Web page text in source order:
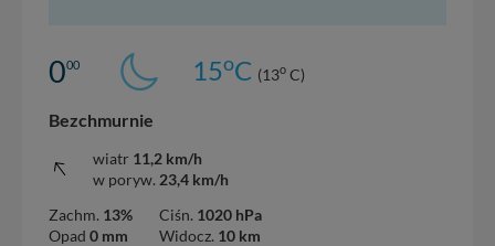
000 15oC (13o C)
Bezchmurnie
wiatr 11,2 km/h
w poryw. 23,4 km/h
Zachm. 13%
Opad 0 mm
Ciśn. 1020 hPa
Widocz. 10 km